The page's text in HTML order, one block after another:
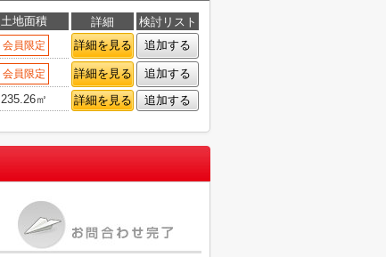
土地面積 詳細 検討リスト
会員限定 詳細を見る 追加する
会員限定 詳細を見る
追加する
235.26㎡ 詳細を見る 追加する